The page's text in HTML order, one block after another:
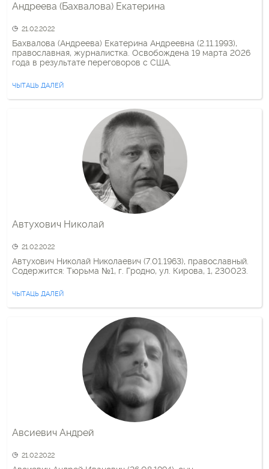
Андреева (Бахвалова) Екатерина
21.02.2022
Бахвалова (Андреева) Екатерина Андреевна (2.11.1993),
православная, журналистка. Освобождена 19 марта 2026
года в результате переговоров с США.
ЧЫТАЦЬ ДАЛЕЙ
Автухович Николай
21.02.2022
Автухович Николай Николаевич (7.01.1963), православный.
Содержится: Тюрьма №1, г. Гродно, ул. Кирова, 1, 230023.
ЧЫТАЦЬ ДАЛЕЙ
Авсиевич Андрей
21.02.2022